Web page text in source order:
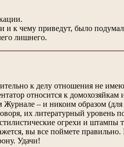
и к чему приведут, было
лишнего.
к делу отношения не
относится к
– и никоим образом
их литературный уровень
огрехи и штампы
вы все поймете
Удачи!